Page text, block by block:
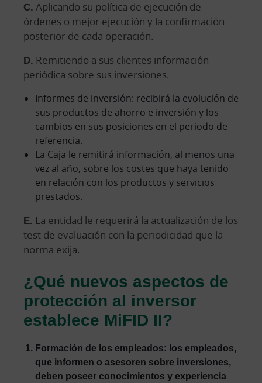
C. Aplicando su política de ejecución de
órdenes o mejor ejecución y la confirmación
posterior de cada operación.
D. Remitiendo a sus clientes información
periódica sobre sus inversiones.
Informes de inversión: recibirá la evolución de
sus productos de ahorro e inversión y los
cambios en sus posiciones en el periodo de
referencia.
La Caja le remitirá información, al menos una
vez al año, sobre los costes que haya tenido
en relación con los productos y servicios
prestados.
E. La entidad le requerirá la actualización de los
test de evaluación con la periodicidad que la
norma exija.
¿Qué nuevos aspectos de
protección al inversor
establece MiFID II?
Formación de los empleados: los empleados,
que informen o asesoren sobre inversiones,
deben poseer conocimientos y experiencia